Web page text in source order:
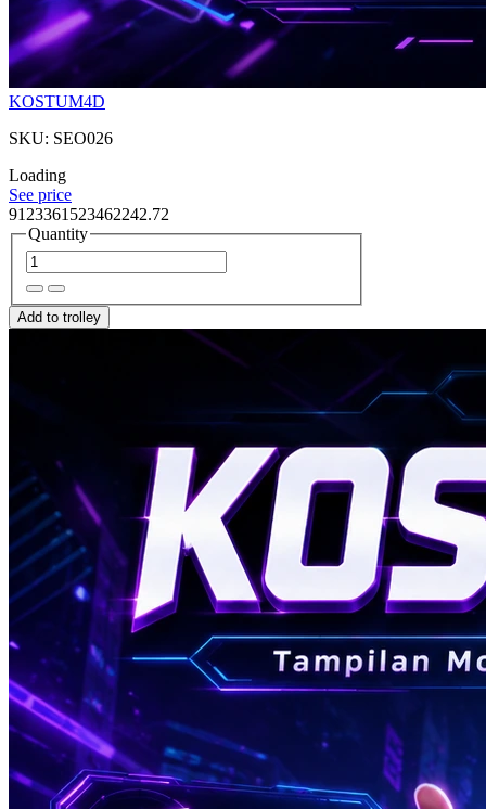
KOSTUM4D
SKU: SEO026
Loading
See price
9123361523462242.72
Quantity
Add to trolley